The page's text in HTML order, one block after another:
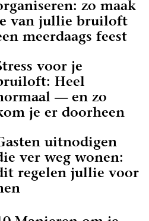
zo maak
van jullie bruiloft
meerdaags feest
voor je
Heel
— en zo
je er doorheen
uitnodigen
ver weg wonen:
regelen jullie voor